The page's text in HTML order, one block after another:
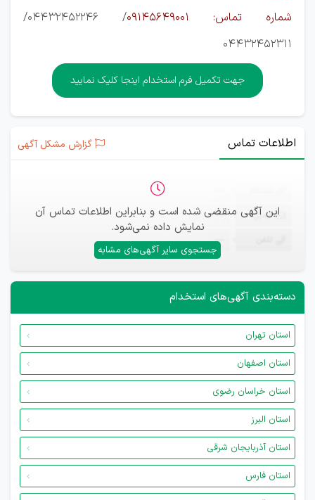
شماره تماس: 09145649001
/ 04432452246/
04432452311
جهت تکمیل فرم استخدام اینجا کلیک نمایید
اطلاعات تماس گزارش مشکل آگهی
این آگهی منقضی شده است و بنابراین اطلاعات تماس آن
نمایش داده نمی‌شود.
جستجوی سایر آگهی‌های مشابه
ایمیل —
—
دسته‌بندی آگهی‌های استخدام
استان تهران
استان اصفهان
استان خراسان رضوی
استان البرز
استان آذربایجان شرقی
استان فارس